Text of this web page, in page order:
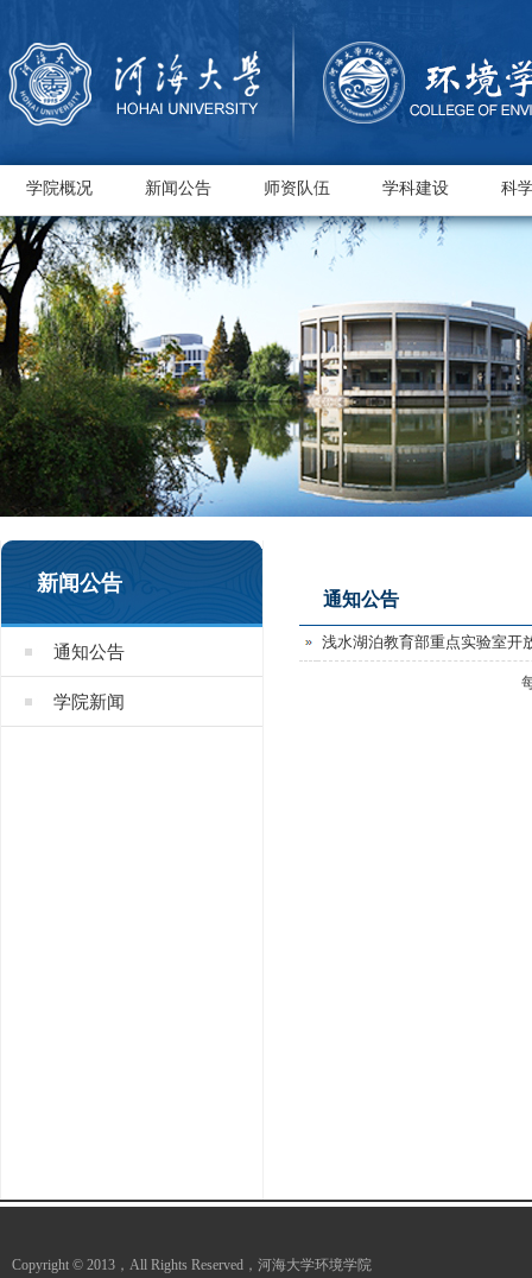
学院概况 新闻公告 师资队伍 学科建设 科
新闻公告
通知公告
学院新闻
通知公告
浅水湖泊教育部重点实验室开
Copyright © 2013，All Rights Reserved，河海大学环境学院